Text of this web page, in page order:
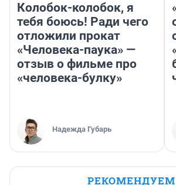
Колобок-колобок, я
тебя боюсь! Ради чего
отложили прокат
«Человека-паука» —
отзыв о фильме про
«человека-булку»
Надежда Губарь
РЕКОМЕНДУЕМ